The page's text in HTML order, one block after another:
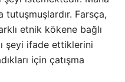
Farsça,
etnik kökene bağlı
şeyi ifade ettiklerini
için çatışma